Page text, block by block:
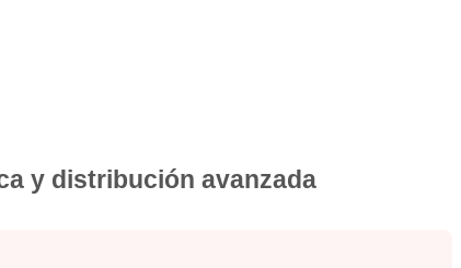
y distribución avanzada